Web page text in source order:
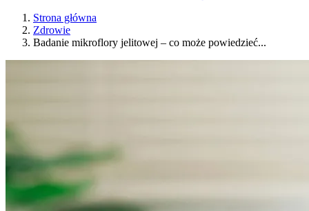
Strona główna
Zdrowie
Badanie mikroflory jelitowej – co może powiedzieć...